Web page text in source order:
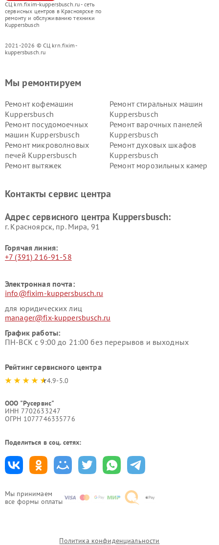
СЦ krn.fixim-kuppersbusch.ru - сеть
сервисных центров в Красноярске по
ремонту и обслуживанию техники
Kuppersbusch
2021-2026 © СЦ krn.fixim-
kuppersbusch.ru
Мы принимаем
все формы оплаты
Мы ремонтируем
Ремонт кофемашин
Kuppersbusch
Ремонт стиральных машин
Kuppersbusch
Ремонт посудомоечных
машин Kuppersbusch
Ремонт варочных панелей
Kuppersbusch
Ремонт микроволновых
печей Kuppersbusch
Ремонт духовых шкафов
Kuppersbusch
Ремонт вытяжек
Ремонт морозильных камер
Kuppersbusch
вакуумных упаковщиков
Ремонт сушильных машин Kuppersbusch
Контакты сервис центра
Адрес сервисного центра Kuppersbusch:
г. Красноярск, ​пр. Мира, 91
Горячая линия:
+7 (391) 216-91-58
Электронная почта:
info@fixim-kuppersbusch.ru
для юридических лиц
manager@fix-kuppersbusch.ru
График работы:
ПН-ВСК с 9:00 до 21:00 без перерывов и выходных
Рейтинг сервисного центра
4.9-5.0
ООО "Русервис"
ИНН 7702633247
ОГРН 1077746335776
Поделиться в соц. сетях:
Политика конфиденциальности